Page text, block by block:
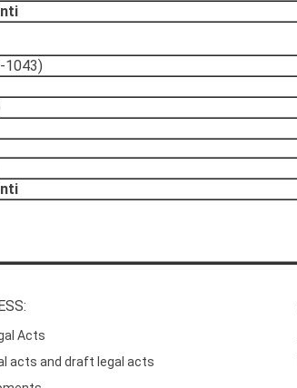
1043)
Acts
acts and draft legal acts